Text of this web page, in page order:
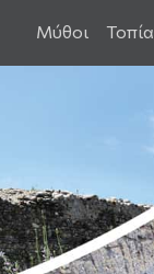
Μύθοι Τοπία